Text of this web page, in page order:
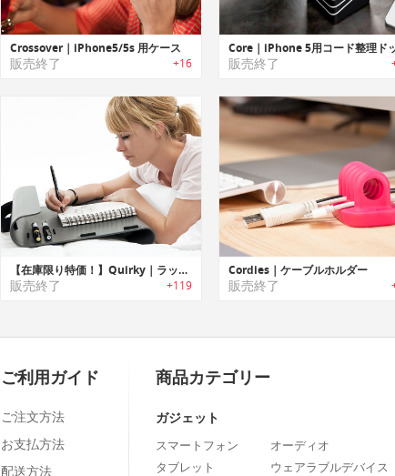
Crossover｜iPhone5/5s 用ケース
販売終了 +16
Core｜iPhone 5用コード整理ド
販売終了
【在庫限り特価！】Quirky｜ラップデスクホルダー
販売終了 +119
Cordies｜ケーブルホルダー
販売終了
ご利用ガイド
ご注文方法
お支払方法
配送方法
商品カテゴリー
ガジェット
スマートフォン
タブレット
オーディオ
ウェアラブルデバイス